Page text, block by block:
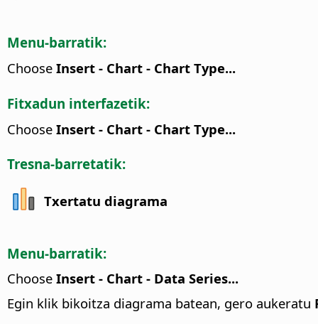
Menu-barratik:
Choose Insert - Chart - Chart Type...
Fitxadun interfazetik:
Choose Insert - Chart - Chart Type...
Tresna-barretatik:
Txertatu diagrama
Menu-barratik:
Choose Insert - Chart - Data Series...
Egin klik bikoitza diagrama batean, gero aukeratu